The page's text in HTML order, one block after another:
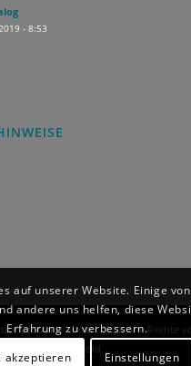
- 8:53
GmbH2026. Alle Rechte
Pascal Kaufhold
auf unserer Website. Einige
andere uns helfen, diese
Erfahrung zu verbessern.
akzeptieren
Einstellungen